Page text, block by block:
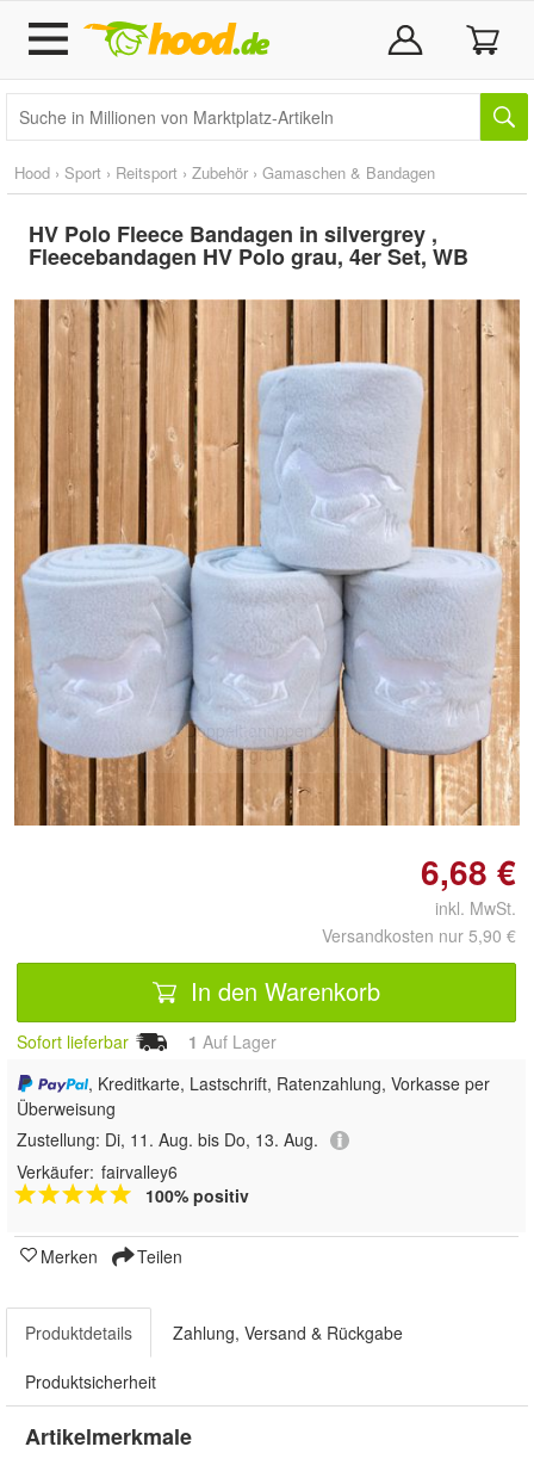
Hood › Sport › Reitsport › Zubehör › Gamaschen & Bandagen
HV Polo Fleece Bandagen in silvergrey ,
Fleecebandagen HV Polo grau, 4er Set, WB
Doppelt antippen zum
vergrößern
6,68 €
inkl. MwSt.
Versandkosten nur 5,90 €
In den Warenkorb
Sofort lieferbar 1 Auf Lager
, Kreditkarte, Lastschrift, Ratenzahlung, Vorkasse per
Überweisung
Zustellung: Di, 11. Aug. bis Do, 13. Aug.
Verkäufer: fairvalley6
100% positiv
Merken Teilen
Produktdetails Zahlung, Versand & Rückgabe
Produktsicherheit
Artikelmerkmale